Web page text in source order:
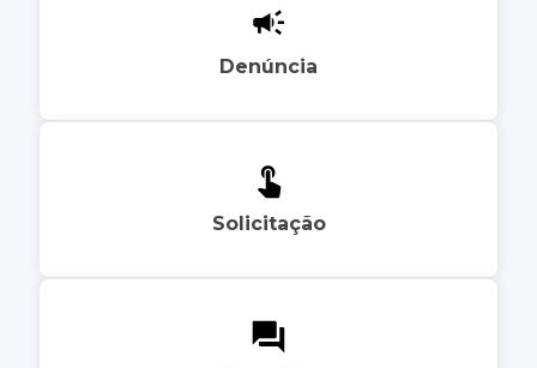
Denúncia
Solicitação